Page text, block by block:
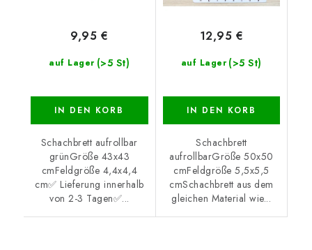
auf Lager (>5 St)
9,95 €
IN DEN KORB
Schachbrett aufrollbar
grünGröße 43x43
cmFeldgröße 4,4x4,4
cm✅ Lieferung innerhalb
von 2-3 Tagen✅...
auf Lager (>5 St)
12,95 €
IN DEN KORB
Schachbrett
aufrollbarGröße 50x50
cmFeldgröße 5,5x5,5
cmSchachbrett aus dem
gleichen Material wie...